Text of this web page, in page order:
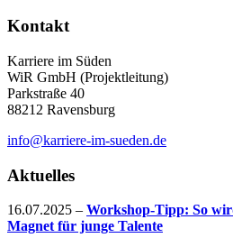
Kontakt
Karriere im Süden
WiR GmbH (Projektleitung)
Parkstraße 40
88212 Ravensburg
info@karriere-im-sueden.de
Aktuelles
16.07.2025 – Workshop-Tipp: So
Magnet für junge Talente